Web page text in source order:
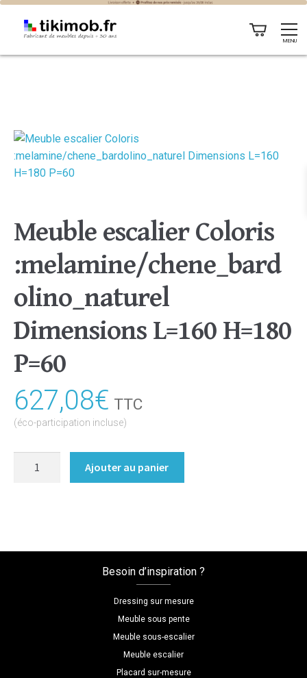
MENU
Meuble escalier Coloris
:melamine/chene_bard
olino_naturel
Dimensions L=160 H=180
P=60
627,08€ TTC
(éco-participation incluse)
Ajouter au panier
Besoin d’inspiration ?
Dressing sur mesure
Meuble sous pente
Meuble sous-escalier
Meuble escalier
Placard sur-mesure